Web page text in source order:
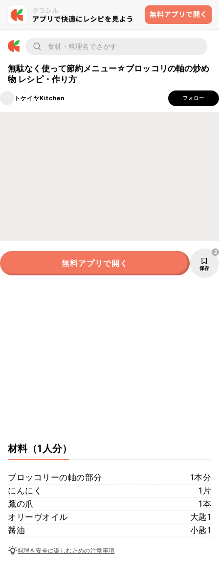
無駄なく使って節約メニュー☆ブロッコリの軸の炒め
物 レシピ・作り方
トケイヤKitchen フォロー
無料アプリで開く 保存
2
材料（1人分）
ブロッコリーの軸の部分
1本分
にんにく
1片
鷹の爪
1本
オリーヴオイル
大匙1
醤油
小匙1
料理を安全に楽しむための注意事項